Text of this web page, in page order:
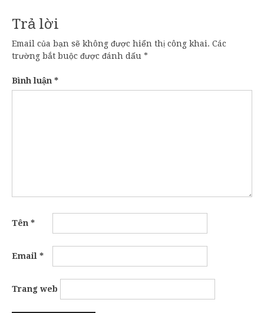
Trả lời
Email của bạn sẽ không được hiển thị công khai. Các
trường bắt buộc được đánh dấu *
Bình luận *
Tên *
Email *
Trang web